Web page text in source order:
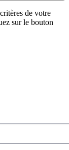
de votre
sur le bouton